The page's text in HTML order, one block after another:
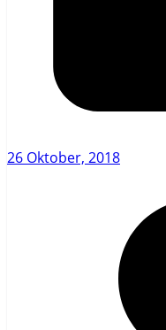
26 Oktober, 2018